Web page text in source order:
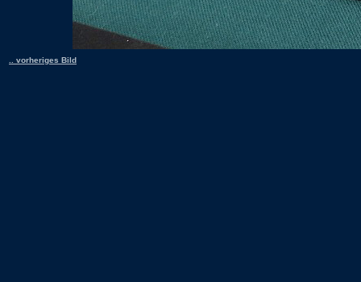
.. vorheriges Bild